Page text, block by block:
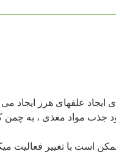
علفهای هرز ایجاد
جذب مواد مغذی ، به
است با تغییر فعالیت